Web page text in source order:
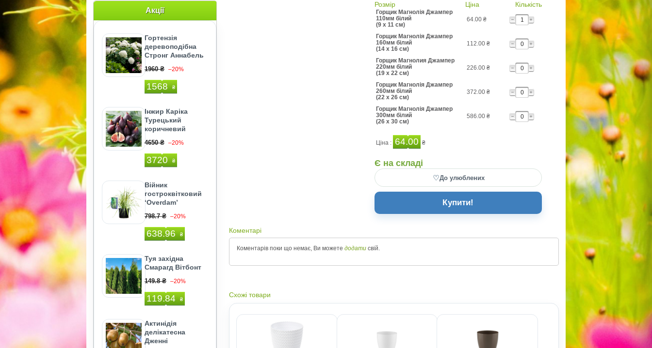
Акції
Гортензія
деревоподібна
Стронг Аннабель
1960 ₴ –20%
1568 ₴
Інжир Каріка
Турецький
коричневий
4650 ₴ –20%
3720 ₴
Війник
гостроквітковий
‘Overdam’
798.7 ₴ –20%
638.96 ₴
Туя західна
Смарагд Вiтбонт
149.8 ₴ –20%
119.84 ₴
Актинідія
делікатесна
Дженні
Розмір Ціна Кількість
Горщик Магнолія Джампер
110мм білий
(9 x 11 см)
64.00 ₴
Горщик Магнолія Джампер
160мм білий
(14 x 16 см)
112.00 ₴
Горщик Магнолия Джампер
220мм бiлий
(19 x 22 см)
226.00 ₴
Горщик Магнолія Джампер
260мм білий
(22 x 26 см)
372.00 ₴
Горщик Магнолія Джампер
300мм білий
(26 x 30 см)
586.00 ₴
Ціна : 64.00 ₴
Є на складі
♡До улюблених
Купити!
Коментарі
Коментарів поки що немає, Ви можете додати свій.
Схожі товари